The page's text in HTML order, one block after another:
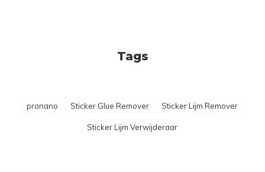
Tags
pronano Sticker Glue Remover Sticker Lijm Remover
Sticker Lijm Verwijderaar